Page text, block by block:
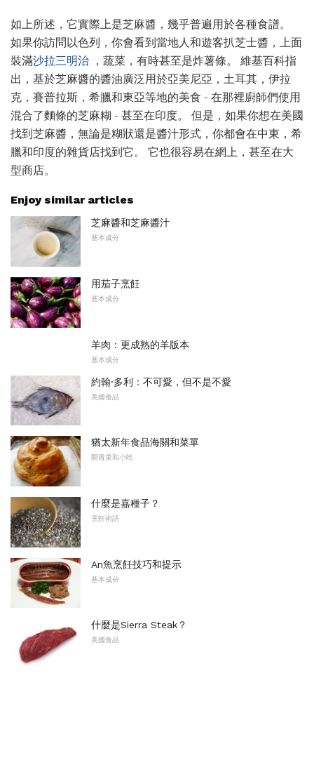
如上所述，它實際上是芝麻醬，幾乎普遍用於各種食譜。
如果你訪問以色列，你會看到當地人和遊客扒芝士醬，上面
裝滿沙拉三明治 ，蔬菜，有時甚至是炸薯條。 維基百科指
出，基於芝麻醬的醬油廣泛用於亞美尼亞，土耳其，伊拉
克，賽普拉斯，希臘和東亞等地的美食 - 在那裡廚師們使用
混合了麵條的芝麻糊 - 甚至在印度。 但是，如果你想在美國
找到芝麻醬，無論是糊狀還是醬汁形式，你都會在中東，希
臘和印度的雜貨店找到它。 它也很容易在網上，甚至在大
型商店。
Enjoy similar articles
芝麻醬和芝麻醬汁
基本成分
用茄子烹飪
基本成分
羊肉：更成熟的羊版本
基本成分
約翰·多利：不可愛，但不是不愛
美國食品
猶太新年食品海關和菜單
開胃菜和小吃
什麼是嘉種子？
烹飪術語
An魚烹飪技巧和提示
基本成分
什麼是Sierra Steak？
美國食品